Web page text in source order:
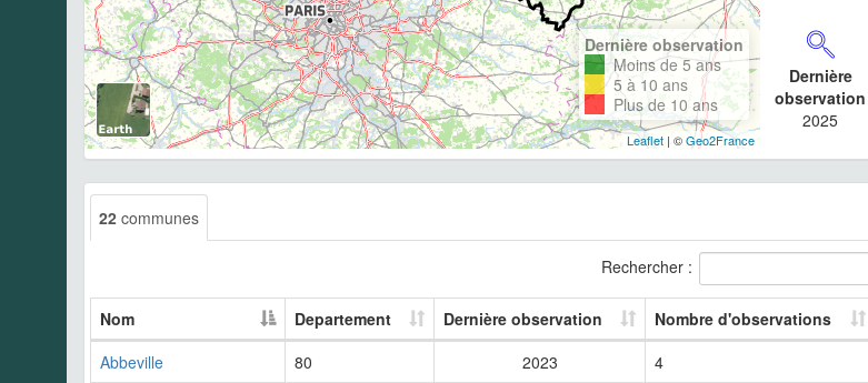
Dernière observation
Moins de 5 ans
5 à 10 ans
Plus de 10 ans
Leaflet| ©Geo2France
Dernière
observation
2025
22 communes
Rechercher :
Nom Departement Dernière observation
Nombre d'observations
Abbeville
80 2023
4